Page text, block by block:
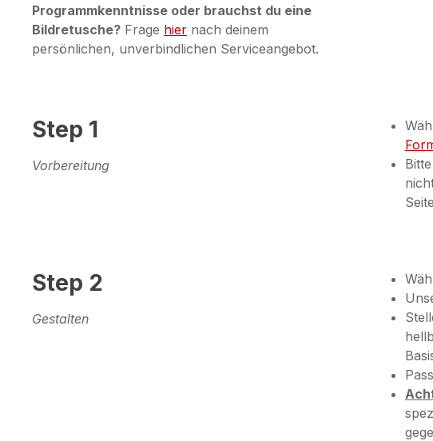
Programmkenntnisse oder brauchst du eine
Bildretusche? Frage hier nach deinem
persönlichen, unverbindlichen Serviceangebot.
Step 1
Vorbereitung
Bitte
Step 2
Gestalten